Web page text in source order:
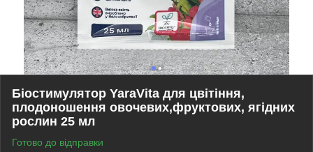
Біостимулятор YaraVita для цвітіння,
плодоношення овочевих,фруктових, ягідних
рослин 25 мл
Готово до відправки